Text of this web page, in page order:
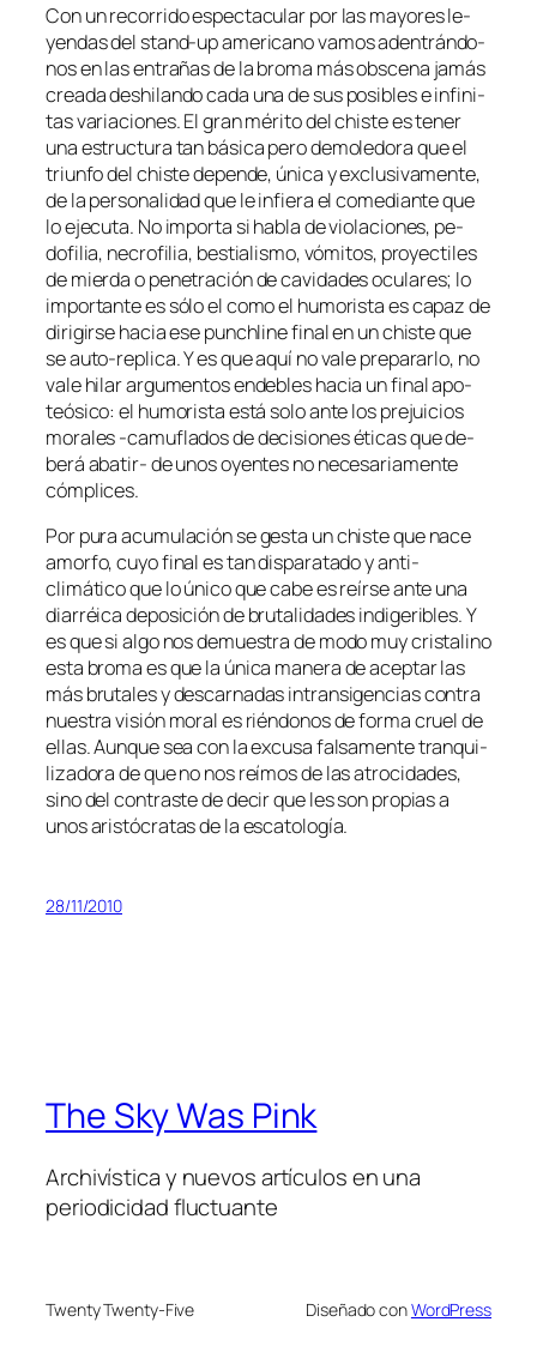
Con un re­co­rri­do es­pec­ta­cu­lar por las ma­yo­res le­
yen­das del stand-up ame­ri­cano va­mos aden­trán­do­
nos en las en­tra­ñas de la bro­ma más obs­ce­na ja­más
crea­da des­hi­lan­do ca­da una de sus po­si­bles e in­fi­ni­
tas va­ria­cio­nes. El gran mé­ri­to del chis­te es te­ner
una es­truc­tu­ra tan bá­si­ca pe­ro de­mo­le­do­ra que el
triun­fo del chis­te de­pen­de, úni­ca y ex­clu­si­va­men­te,
de la per­so­na­li­dad que le in­fie­ra el co­me­dian­te que
lo eje­cu­ta. No im­por­ta si ha­bla de vio­la­cio­nes, pe­
dofi­lia, ne­cro­fi­lia, bes­tia­lis­mo, vó­mi­tos, pro­yec­ti­les
de mier­da o pe­ne­tra­ción de ca­vi­da­des ocu­la­res; lo
im­por­tan­te es só­lo el co­mo el hu­mo­ris­ta es ca­paz de
di­ri­gir­se ha­cia ese pun­chli­ne fi­nal en un chis­te que
se auto-replica. Y es que aquí no va­le pre­pa­rar­lo, no
va­le hi­lar ar­gu­men­tos en­de­bles ha­cia un fi­nal apo­
teó­si­co: el hu­mo­ris­ta es­tá so­lo an­te los pre­jui­cios
mo­ra­les ‑ca­mu­fla­dos de de­ci­sio­nes éti­cas que de­
be­rá abatir- de unos oyen­tes no ne­ce­sa­ria­men­te
cómplices.
Por pu­ra acu­mu­la­ción se ges­ta un chis­te que na­ce
amor­fo, cu­yo fi­nal es tan dis­pa­ra­ta­do y anti-
climático que lo úni­co que ca­be es reír­se an­te una
dia­rréi­ca de­po­si­ción de bru­ta­li­da­des in­di­ge­ri­bles. Y
es que si al­go nos de­mues­tra de mo­do muy cris­ta­lino
es­ta bro­ma es que la úni­ca ma­ne­ra de acep­tar las
más bru­ta­les y des­car­na­das in­tran­si­gen­cias con­tra
nues­tra vi­sión mo­ral es rién­do­nos de for­ma cruel de
ellas. Aunque sea con la ex­cu­sa fal­sa­men­te tran­qui­
li­za­do­ra de que no nos reí­mos de las atro­ci­da­des,
sino del con­tras­te de de­cir que les son pro­pias a
unos aris­tó­cra­tas de la escatología.
28/11/2010
The Sky Was Pink
Archivística y nuevos artículos en una
periodicidad fluctuante
Twenty Twenty-Five Diseñado conWordPress